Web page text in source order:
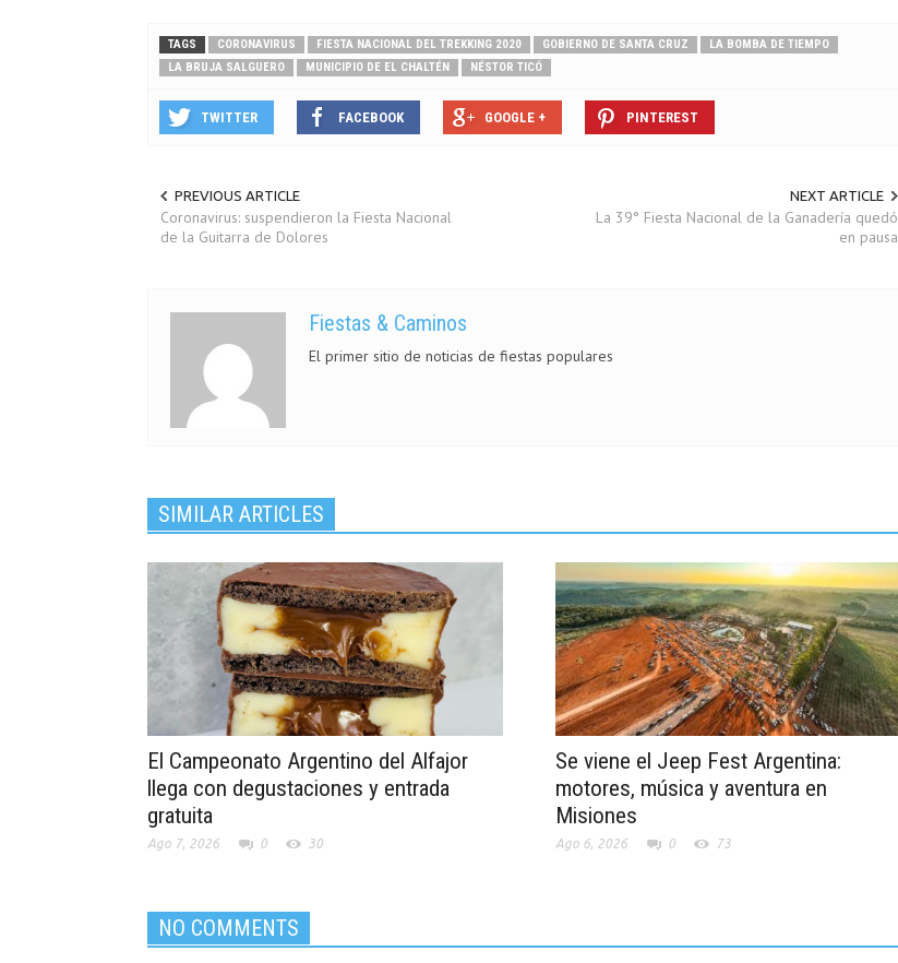
TAGS CORONAVIRUS FIESTA NACIONAL DEL TREKKING 2020 GOBIERNO DE SANTA CRUZ
LA BOMBA DE TIEMPO
LA BRUJA SALGUERO
MUNICIPIO DE EL CHALTÉN NÉSTOR TICÓ
TWITTER FACEBOOK GOOGLE + PINTEREST
PREVIOUS ARTICLE
Coronavirus: suspendieron la Fiesta Nacional
de la Guitarra de Dolores
NEXT ARTICLE
La 39° Fiesta Nacional de la Ganadería quedó
en pausa
Fiestas & Caminos
El primer sitio de noticias de fiestas populares
SIMILAR ARTICLES
El Campeonato Argentino del Alfajor
llega con degustaciones y entrada
gratuita
Ago 7, 2026 0 30
Se viene el Jeep Fest Argentina:
motores, música y aventura en
Misiones
Ago 6, 2026 0 73
NO COMMENTS